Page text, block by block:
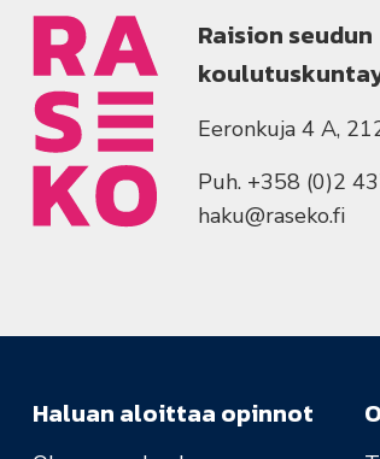
Raision seudun
Eeronkuja 4 A,
Puh. +358 (0)2
haku@raseko.fi
Haluan aloittaa opinnot